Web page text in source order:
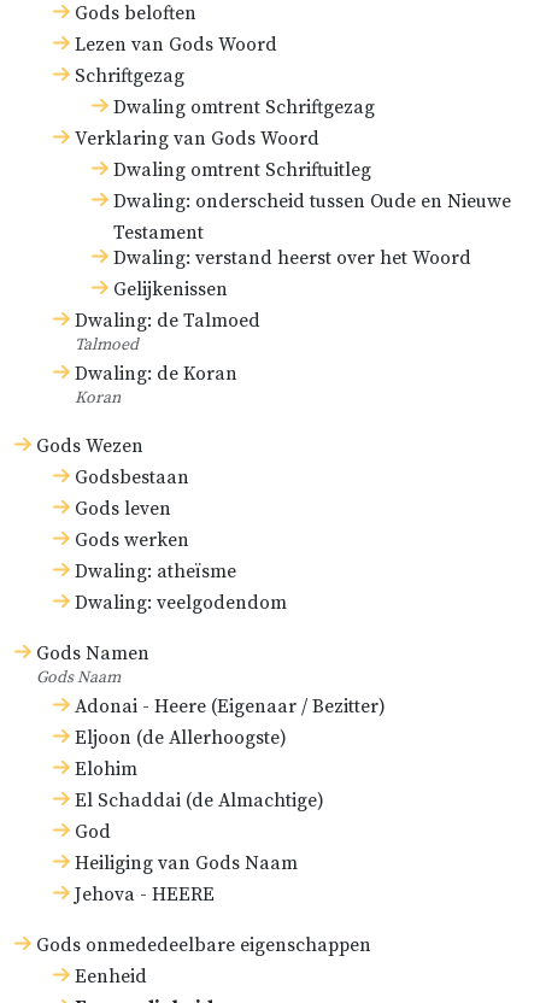
Gods beloften
Lezen van Gods Woord
Schriftgezag
Dwaling omtrent Schriftgezag
Verklaring van Gods Woord
Dwaling omtrent Schriftuitleg
Dwaling: onderscheid tussen Oude en Nieuwe
Testament
Dwaling: verstand heerst over het Woord
Gelijkenissen
Dwaling: de Talmoed
Talmoed
Dwaling: de Koran
Koran
Gods Wezen
Godsbestaan
Gods leven
Gods werken
Dwaling: atheïsme
Dwaling: veelgodendom
Gods Namen
Gods Naam
Adonai - Heere (Eigenaar / Bezitter)
Eljoon (de Allerhoogste)
Elohim
El Schaddai (de Almachtige)
God
Heiliging van Gods Naam
Jehova - HEERE
Gods onmededeelbare eigenschappen
Eenheid